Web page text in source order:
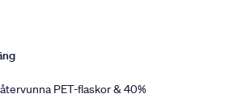
PET-flaskor & 40%